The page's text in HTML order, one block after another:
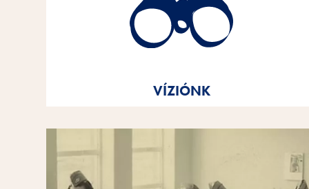
VÍZIÓNK
kapcsolatot napról napra jobbá tenni. Minden
háziállattal rendelkező otthonban, bárhol a világon.
Vitakraft Szeretettel